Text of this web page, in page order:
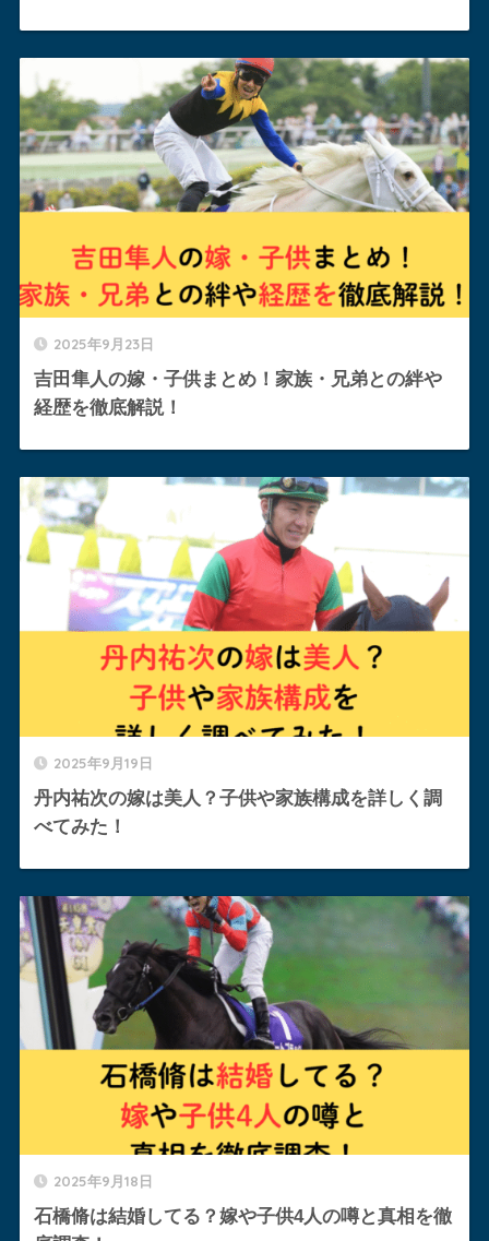
2025年9月23日
吉田隼人の嫁・子供まとめ！家族・兄弟との絆や
経歴を徹底解説！
2025年9月19日
丹内祐次の嫁は美人？子供や家族構成を詳しく調
べてみた！
2025年9月18日
石橋脩は結婚してる？嫁や子供4人の噂と真相を徹